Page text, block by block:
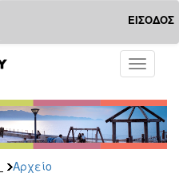
ΕΙΣΟΔΟΣ
Toggle
Αρχείο